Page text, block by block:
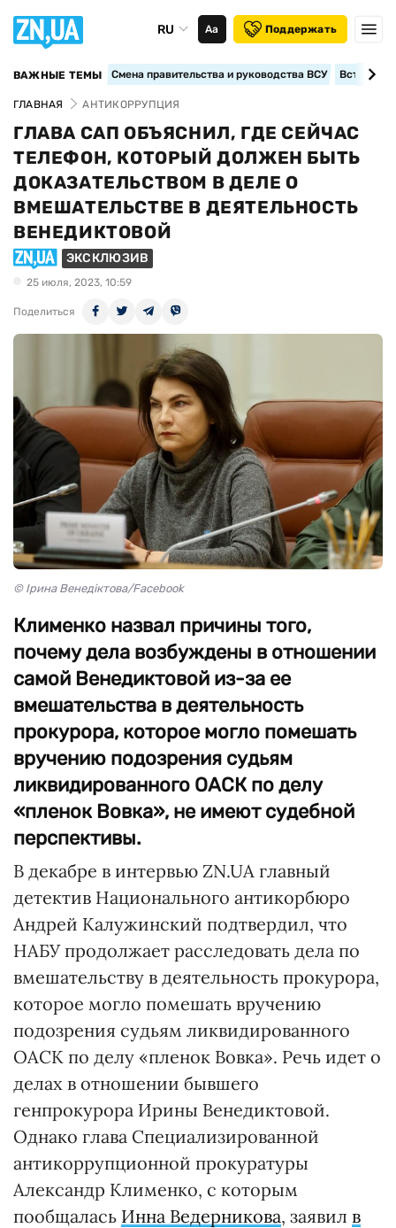
RU Аа Поддержать
ВАЖНЫЕ ТЕМЫ Смена правительства и руководства ВСУ
ГЛАВНАЯ АНТИКОРРУПЦИЯ
ГЛАВА САП ОБЪЯСНИЛ, ГДЕ СЕЙЧАС
ТЕЛЕФОН, КОТОРЫЙ ДОЛЖЕН БЫТЬ
ДОКАЗАТЕЛЬСТВОМ В ДЕЛЕ О
ВМЕШАТЕЛЬСТВЕ В ДЕЯТЕЛЬНОСТЬ
ВЕНЕДИКТОВОЙ
ЭКСКЛЮЗИВ
25 июля, 2023, 10:59
Поделиться
© Ірина Венедіктова/Facebook
Клименко назвал причины того,
почему дела возбуждены в отношении
самой Венедиктовой из-за ее
вмешательства в деятельность
прокурора, которое могло помешать
вручению подозрения судьям
ликвидированного ОАСК по делу
«пленок Вовка», не имеют судебной
перспективы.
В декабре в интервью ZN.UA главный
детектив Национального антикорбюро
Андрей Калужинский подтвердил, что
НАБУ продолжает расследовать дела по
вмешательству в деятельность прокурора,
которое могло помешать вручению
подозрения судьям ликвидированного
ОАСК по делу «пленок Вовка». Речь идет о
делах в отношении бывшего
генпрокурора Ирины Венедиктовой.
Однако глава Специализированной
антикоррупционной прокуратуры
Александр Клименко, с которым
пообщалась Инна Ведерникова, заявил в